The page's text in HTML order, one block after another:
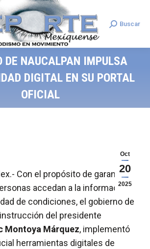
Search:
Buscar
DE NAUCALPAN IMPULSA
DIGITAL EN SU PORTAL
OFICIAL
Oct
20
2025
Con el propósito de garantizar
accedan a la información
de condiciones, el gobierno de
del presidente
Montoya Márquez, implementó
herramientas digitales de